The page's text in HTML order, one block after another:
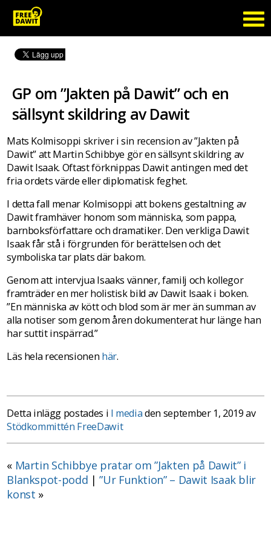
GP om ”Jakten på Dawit” och en
sällsynt skildring av Dawit
Mats Kolmisoppi skriver i sin recension av ”Jakten på
Dawit” att Martin Schibbye gör en sällsynt skildring av
Dawit Isaak. Oftast förknippas Dawit antingen med det
fria ordets värde eller diplomatisk feghet.
I detta fall menar Kolmisoppi att bokens gestaltning av
Dawit framhäver honom som människa, som pappa,
barnboksförfattare och dramatiker. Den verkliga Dawit
Isaak får stå i förgrunden för berättelsen och det
symboliska tar plats där bakom.
Genom att intervjua Isaaks vänner, familj och kollegor
framträder en mer holistisk bild av Dawit Isaak i boken.
”En människa av kött och blod som är mer än summan av
alla notiser som genom åren dokumenterat hur länge han
har suttit inspärrad.”
Läs hela recensionen här.
Detta inlägg postades i I mediaden september 1, 2019 av
Stödkommittén FreeDawit
« Martin Schibbye pratar om ”Jakten på Dawit” i
Blankspot-podd |”Ur Funktion” – Dawit Isaak blir
konst »